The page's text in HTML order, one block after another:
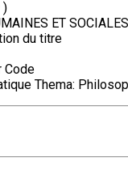
)
ET
du titre
Code
Thema: